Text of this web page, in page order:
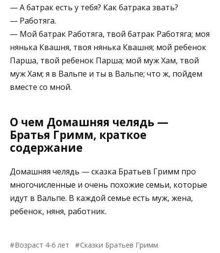
— А батрак есть у тебя? Как батрака звать?
— Работяга.
— Мой батрак Работяга, твой батрак Работяга; моя
нянька Квашня, твоя нянька Квашня; мой ребенок
Парша, твой ребенок Парша; мой муж Хам, твой
муж Хам; я в Вальпе и ты в Вальпе; что ж, пойдем
вместе со мной.
О чем Домашняя челядь —
Братья Гримм, краткое
содержание
Домашняя челядь — сказка Братьев Гримм про
многочисленные и очень похожие семьи, которые
идут в Вальпе. В каждой семье есть муж, жена,
ребенок, няня, работник.
Возраст 4-6 лет Сказки Братьев Гримм